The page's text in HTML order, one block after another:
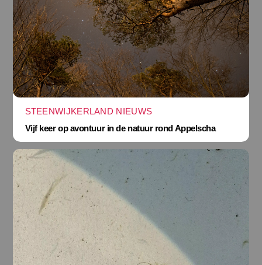
STEENWIJKERLAND NIEUWS
Vijf keer op avontuur in de natuur rond Appelscha